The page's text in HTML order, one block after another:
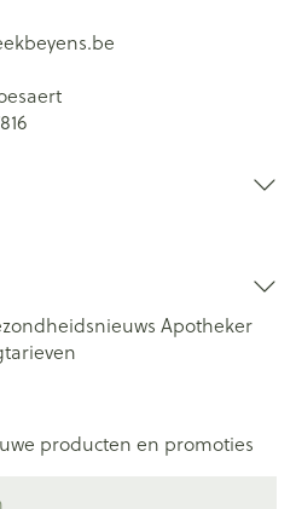
Apotheker
producten en promoties